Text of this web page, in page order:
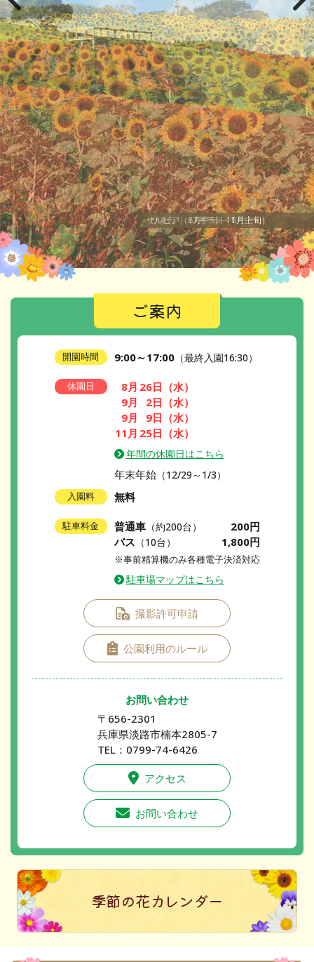
サルビア（8月中旬～11月上旬）
ご案内
開園時間 9:00～17:00（最終入園16:30）
休園日 8月 26日 （水）
9月
2日 （水）
9月
9日 （水）
11月 25日 （水）
年間の休園日はこちら
年末年始（12/29～1/3）
入園料 無料
駐車料金 普通車（約200台）
200円
バス （10台） 1,800円
※事前精算機のみ各種電子決済対応
駐車場マップはこちら
撮影許可申請
公園利用のルール
お問い合わせ
〒656-2301
兵庫県淡路市楠本2805-7
TEL：0799-74-6426
アクセス
お問い合わせ
季節の花カレンダー